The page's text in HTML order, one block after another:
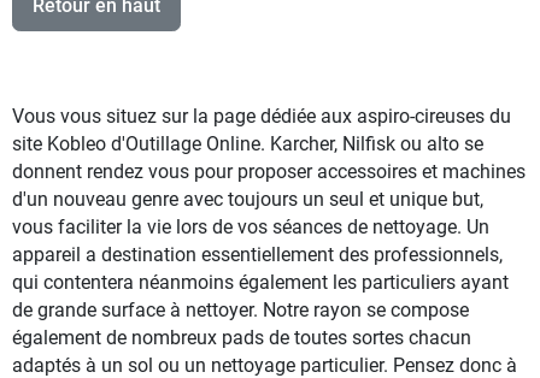
Retour en haut
Vous vous situez sur la page dédiée aux aspiro-cireuses du
site Kobleo d'Outillage Online. Karcher, Nilfisk ou alto se
donnent rendez vous pour proposer accessoires et machines
d'un nouveau genre avec toujours un seul et unique but,
vous faciliter la vie lors de vos séances de nettoyage. Un
appareil a destination essentiellement des professionnels,
qui contentera néanmoins également les particuliers ayant
de grande surface à nettoyer. Notre rayon se compose
également de nombreux pads de toutes sortes chacun
adaptés à un sol ou un nettoyage particulier. Pensez donc à